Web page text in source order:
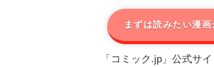
まずは読みたい漫画
「コミック.jp」公式サイ